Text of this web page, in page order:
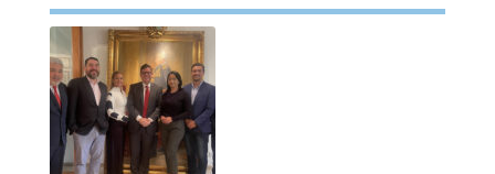
Lors de cette réunion, il a été possible
d’examiner les politiques globales de
l’organisation et les bonnes performances de
VBC à Panama City.